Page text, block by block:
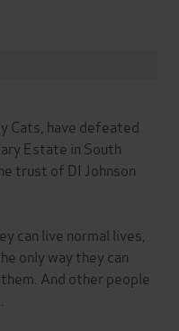
Cats, have defeated
Estate in South
trust of DI Johnson
can live normal lives,
only way they can
And other people